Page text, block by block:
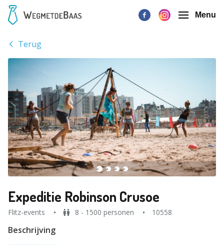
Menu
Terug
Expeditie Robinson Crusoe
Flitz-events 8 - 1500 personen 10558
Beschrijving